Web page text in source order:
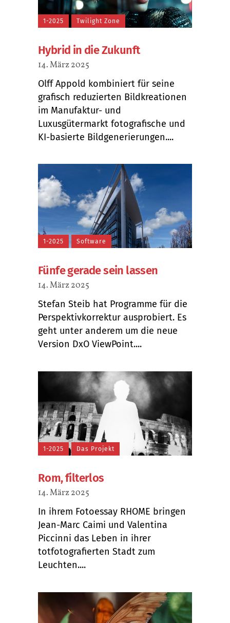
1-2025 Twilight Zone
Hybrid in die Zukunft
14. März 2025
Olff Appold kombiniert für seine
grafisch reduzierten Bildkreationen
im Manufaktur- und
Luxusgütermarkt fotografische und
KI-basierte Bildgenerierungen....
1-2025 Software
Fünfe gerade sein lassen
14. März 2025
Stefan Steib hat Programme für die
Perspektivkorrektur ausprobiert. Es
geht unter anderem um die neue
Version DxO ViewPoint....
1-2025 Das Projekt
Rom, filterlos
14. März 2025
In ihrem Fotoessay RHOME bringen
Jean-Marc Caimi und Valentina
Piccinni das Leben in ihrer
totfotografierten Stadt zum
Leuchten....